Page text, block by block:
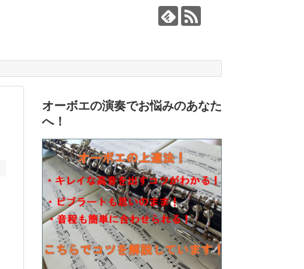
オーボエの演奏でお悩みのあなた
へ！